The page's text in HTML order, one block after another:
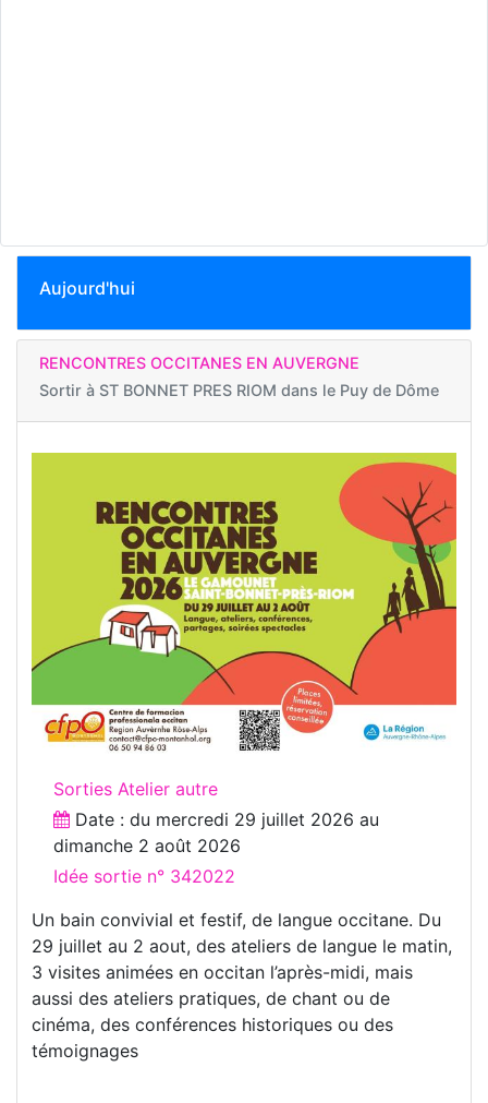
Aujourd'hui
RENCONTRES OCCITANES EN AUVERGNE
Sortir à ST BONNET PRES RIOM dans le Puy de Dôme
Sorties Atelier autre
Date : du mercredi 29 juillet 2026 au
dimanche 2 août 2026
Idée sortie n° 342022
Un bain convivial et festif, de langue occitane. Du
29 juillet au 2 aout, des ateliers de langue le matin,
3 visites animées en occitan l’après-midi, mais
aussi des ateliers pratiques, de chant ou de
cinéma, des conférences historiques ou des
témoignages